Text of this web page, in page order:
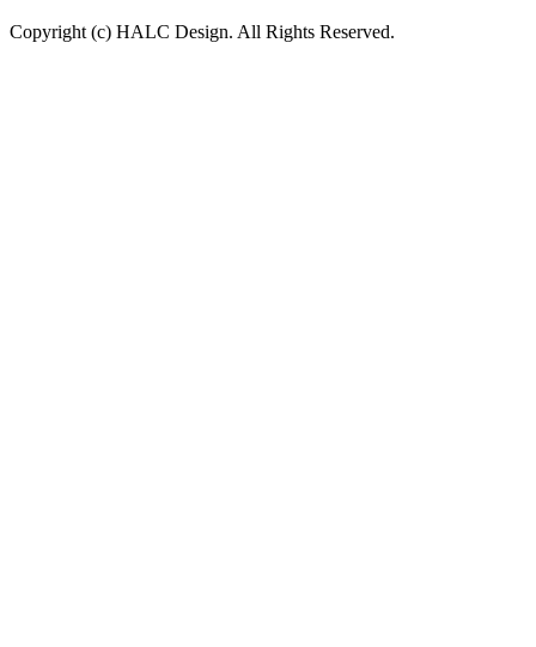
Copyright (c) HALC Design. All Rights Reserved.